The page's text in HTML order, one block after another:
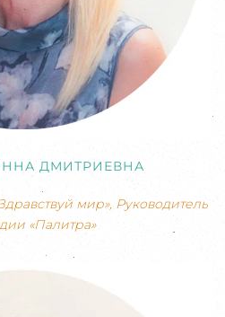
ДМИТРИЕВНА
мир», Руководитель
«Палитра»